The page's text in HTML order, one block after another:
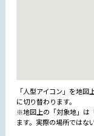
「人型アイコン」を地
に切り替わります。
※地図上の「対象地」は
ます。実際の場所ではな